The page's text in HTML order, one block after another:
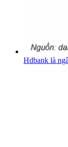
Hdbank là